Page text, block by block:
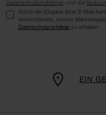
EIN
Datenschutzrichtlinie und die
Durch die Eingabe Ihrer E-Mail-
einverstanden, unsere
Datenschutzrichtlinie zu erhalten.